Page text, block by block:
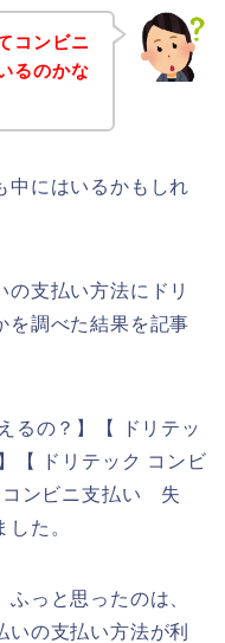
コンビニ
るのかな
中にはいるかもしれ
の支払い方法にドリ
を調べた結果を記事
るの？】【 ドリテッ
【 ドリテック コンビ
コンビニ支払い 失
た。
っと思ったのは、
いの支払い方法が利